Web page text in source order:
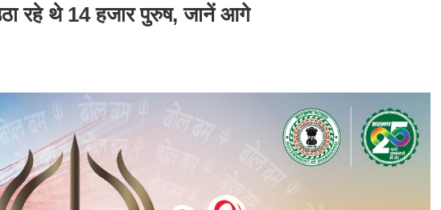
रहे थे 14 हजार पुरुष, जानें आगे